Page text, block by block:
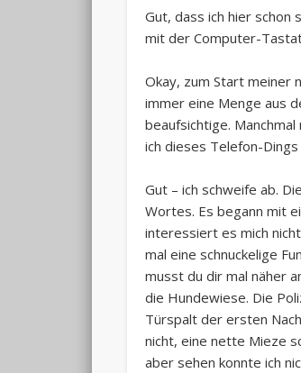
Gut, dass ich hier schon
mit der Computer-
Okay, zum Start meiner
immer eine Menge aus
beaufsichtige.
ich dieses Telefon-
Gut – ich schweife ab.
Wortes. Es begann mit
interessiert es mich
mal eine schnuckelige
musst du dir mal näher
die Hundewiese. Die
Türspalt der ersten
nicht, eine nette Mieze
aber sehen konnte ich